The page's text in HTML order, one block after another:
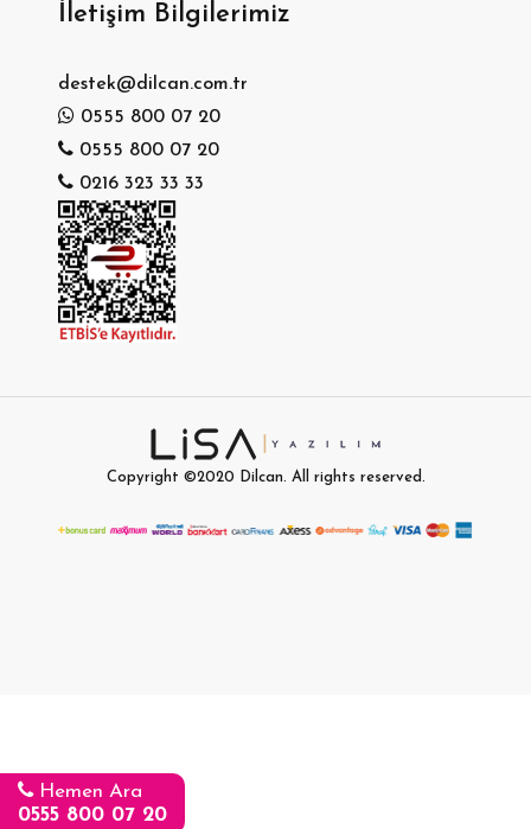
İletişim Bilgilerimiz
destek@dilcan.com.tr
0555 800 07 20
0555 800 07 20
0216 323 33 33
Copyright ©2020 Dilcan. All rights reserved.
Hemen Ara
0555 800 07 20